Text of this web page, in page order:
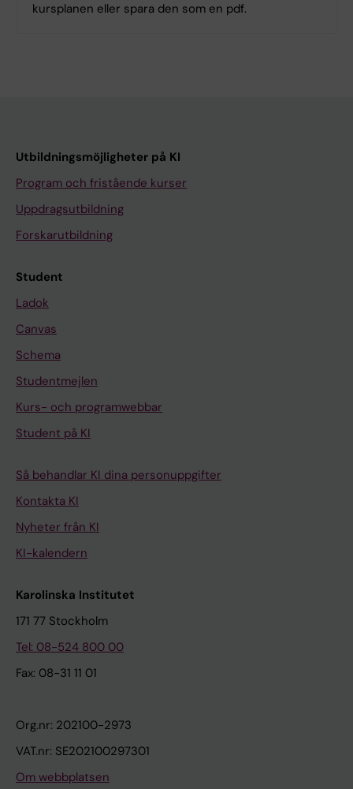
kursplanen eller spara den som en pdf.
Utbildningsmöjligheter på KI
Program och fristående kurser
Uppdragsutbildning
Forskarutbildning
Student
Ladok
Canvas
Schema
Studentmejlen
Kurs- och programwebbar
Student på KI
Så behandlar KI dina personuppgifter
Kontakta KI
Nyheter från KI
KI-kalendern
Karolinska Institutet
171 77 Stockholm
Tel: 08-524 800 00
Fax: 08-31 11 01
Org.nr: 202100-2973
VAT.nr: SE202100297301
Om webbplatsen